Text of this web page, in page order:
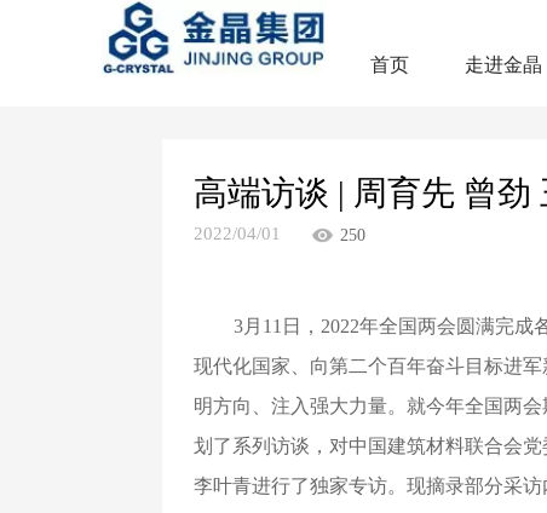
首页 走进金晶
高端访谈 | 周育先 曾
2022/04/01 250
3月11日，2022年全国两会圆满完
现代化国家、向第二个百年奋斗目标进
明方向、注入强大力量。就今年全国两
划了系列访谈，对中国建筑材料联合会
李叶青进行了独家专访。现摘录部分采